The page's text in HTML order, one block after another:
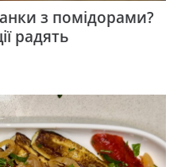
з помідорами?
радять